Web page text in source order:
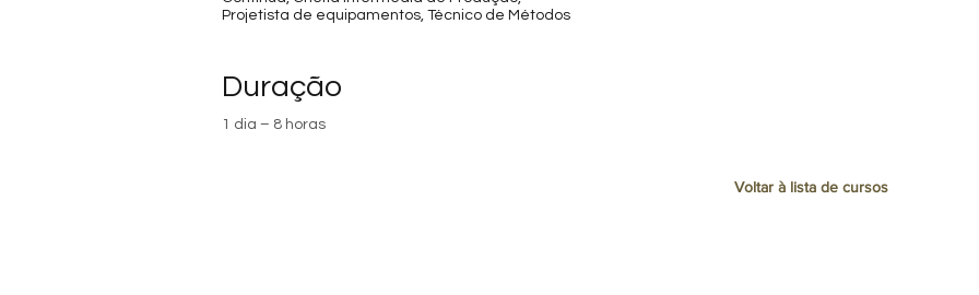
Projetista de equipamentos, Técnico de Métodos
Duração
1 dia – 8 horas
Voltar à lista de cursos